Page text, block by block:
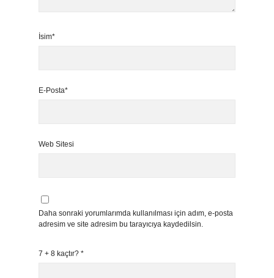
İsim*
E-Posta*
Web Sitesi
Daha sonraki yorumlarımda kullanılması için adım, e-posta
adresim ve site adresim bu tarayıcıya kaydedilsin.
7 + 8 kaçtır? *